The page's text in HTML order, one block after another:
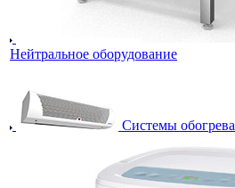
Нейтральное оборудование
Системы обогрева